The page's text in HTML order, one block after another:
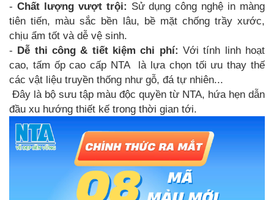
- Chất lượng vượt trội: Sử dụng công nghệ in màng
tiên tiến, màu sắc bền lâu, bề mặt chống trầy xước,
chịu ẩm tốt và dễ vệ sinh.
- Dễ thi công & tiết kiệm chi phí: Với tính linh hoạt
cao, tấm ốp cao cấp NTA là lựa chọn tối ưu thay thế
các vật liệu truyền thống như gỗ, đá tự nhiên...
Đây là bộ sưu tập màu độc quyền từ NTA, hứa hẹn dẫn
đầu xu hướng thiết kế trong thời gian tới.